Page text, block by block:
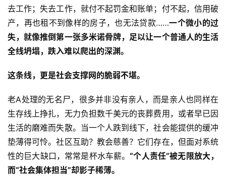
去工作；失去工作，就付不起罚金和账单；付不起，信用破
产，再也租不到像样的房子，也无法贷款……一个微小的过
失，就像推倒第一张多米诺骨牌，足以让一个普通人的生活
全线坍塌，跌入难以爬出的深渊。
这条线，更是社会支撑网的脆弱不堪。
老A处理的无名尸，很多并非没有亲人，而是亲人也同样在
生存线上挣扎，无力负担数千美元的丧葬费用，或者早已因
生活的磨难而失散。当一个人跌到线下，社会能提供的缓冲
垫薄得可怜。社区互助？教会慈善？它们存在，但面对系统
性的巨大缺口，常常是杯水车薪。“个人责任”被无限放大，
而“社会集体担当”却影子稀薄。